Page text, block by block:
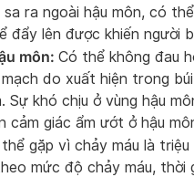
ra ngoài hậu môn, có
đẩy lên được khiến người
môn: Có thể không đau
do xuất hiện trong
Sự khó chịu ở vùng hậu
cảm giác ẩm ướt ở hậu
gặp vì chảy máu là
mức độ chảy máu,